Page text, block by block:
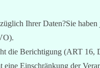
Ihrer Daten?Sie
die Berichtigung (ART
eine Einschränkung der